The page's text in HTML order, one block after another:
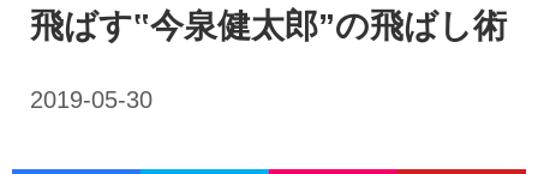
飛ばす‟今泉健太郎”の飛ばし術